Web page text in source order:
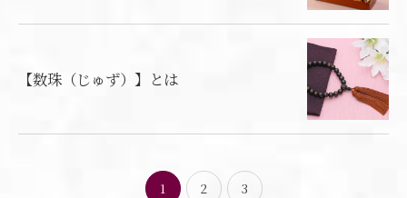
【数珠（じゅず）】とは
1 2 3